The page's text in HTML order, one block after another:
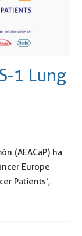
1 Lung
(AEACaP) ha
Europe
Patients’,